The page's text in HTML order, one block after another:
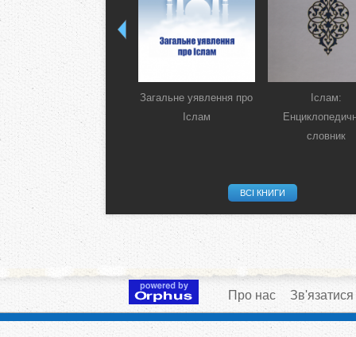
Загальне уявлення про
Іслам
Іслам:
словник
ВСІ КНИГИ
Про нас